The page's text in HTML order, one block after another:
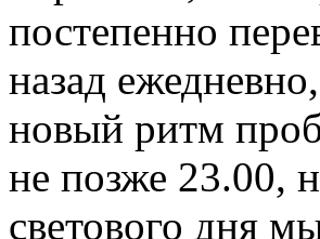
постепенно
назад
новый ритм
не позже 23.00,
светового дня